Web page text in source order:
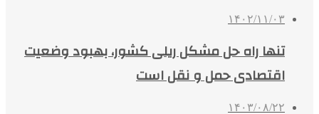
۱۴۰۲/۱۱/۰۳
تنها راه حل مشکل ریلی کشور، بهبود وضعیت
اقتصادی حمل و نقل است
۱۴۰۳/۰۸/۲۲